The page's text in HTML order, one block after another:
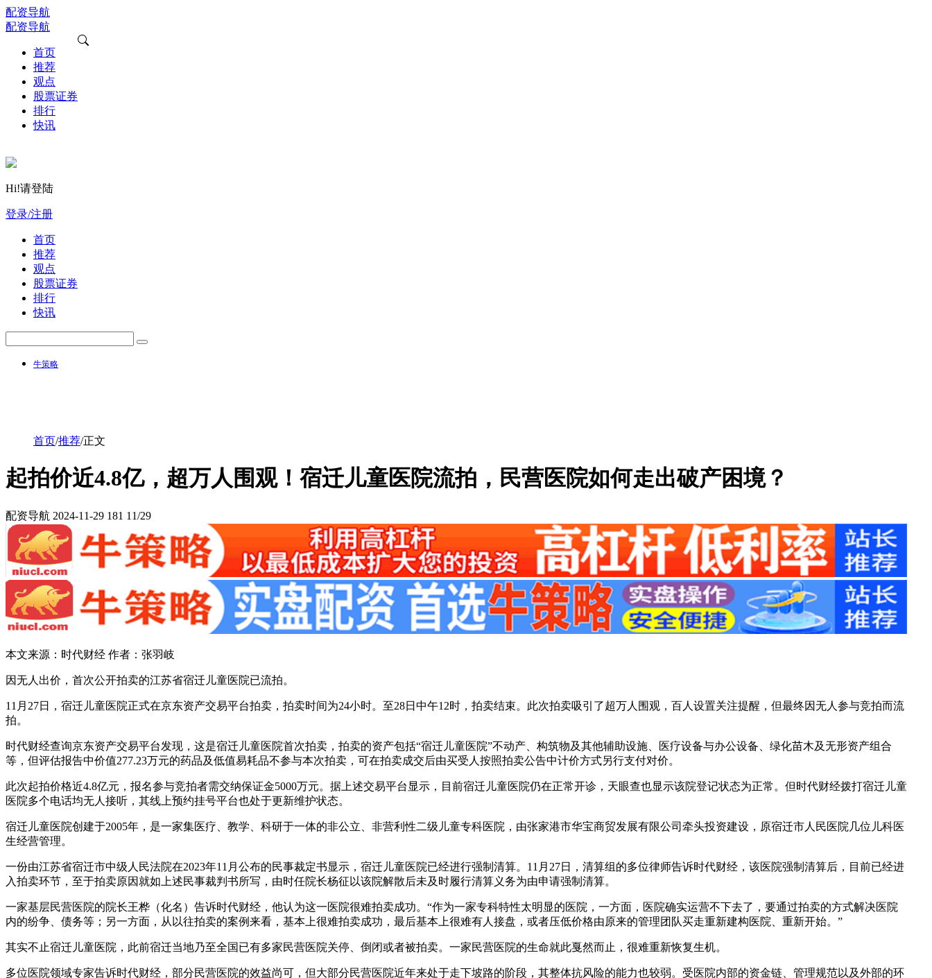
配资导航
配资导航
首页
推荐
观点
股票证券
排行
快讯
Hi!请登陆
登录/注册
首页
推荐
观点
股票证券
排行
快讯
牛策略
首页/推荐/正文
起拍价近4.8亿，超万人围观！宿迁儿童医院流拍，民营医院如何走出破产困境？
配资导航 2024-11-29 181 11/29
本文来源：时代财经 作者：张羽岐
因无人出价，首次公开拍卖的江苏省宿迁儿童医院已流拍。
11月27日，宿迁儿童医院正式在京东资产交易平台拍卖，拍卖时间为24小时。至28日中午12时，拍卖结束。此次拍卖吸引了超万人围观，百人设置关注提醒，但最终因无人参与竞拍而流
拍。
时代财经查询京东资产交易平台发现，这是宿迁儿童医院首次拍卖，拍卖的资产包括“宿迁儿童医院”不动产、构筑物及其他辅助设施、医疗设备与办公设备、绿化苗木及无形资产组合
等，但评估报告中价值277.23万元的药品及低值易耗品不参与本次拍卖，可在拍卖成交后由买受人按照拍卖公告中计价方式另行支付对价。
此次起拍价格近4.8亿元，报名参与竞拍者需交纳保证金5000万元。据上述交易平台显示，目前宿迁儿童医院仍在正常开诊，天眼查也显示该院登记状态为正常。但时代财经拨打宿迁儿童
医院多个电话均无人接听，其线上预约挂号平台也处于更新维护状态。
宿迁儿童医院创建于2005年，是一家集医疗、教学、科研于一体的非公立、非营利性二级儿童专科医院，由张家港市华宝商贸发展有限公司牵头投资建设，原宿迁市人民医院几位儿科医
生经营管理。
一份由江苏省宿迁市中级人民法院在2023年11月公布的民事裁定书显示，宿迁儿童医院已经进行强制清算。11月27日，清算组的多位律师告诉时代财经，该医院强制清算后，目前已经进
入拍卖环节，至于拍卖原因就如上述民事裁判书所写，由时任院长杨征以该院解散后未及时履行清算义务为由申请强制清算。
一家基层民营医院的院长王桦（化名）告诉时代财经，他认为这一医院很难拍卖成功。“作为一家专科特性太明显的医院，一方面，医院确实运营不下去了，要通过拍卖的方式解决医院
内的纷争、债务等；另一方面，从以往拍卖的案例来看，基本上很难拍卖成功，最后基本上很难有人接盘，或者压低价格由原来的管理团队买走重新建构医院、重新开始。”
其实不止宿迁儿童医院，此前宿迁当地乃至全国已有多家民营医院关停、倒闭或者被拍卖。一家民营医院的生命就此戛然而止，很难重新恢复生机。
多位医院领域专家告诉时代财经，部分民营医院的效益尚可，但大部分民营医院近年来处于走下坡路的阶段，其整体抗风险的能力也较弱。受医院内部的资金链、管理规范以及外部的环